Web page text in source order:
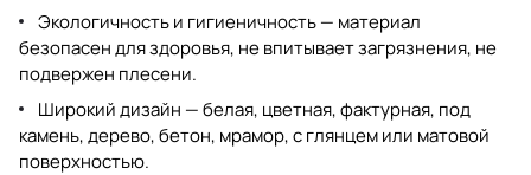
Экологичность и гигиеничность — материал
безопасен для здоровья, не впитывает загрязнения, не
подвержен плесени.
Широкий дизайн — белая, цветная, фактурная, под
камень, дерево, бетон, мрамор, с глянцем или матовой
поверхностью.